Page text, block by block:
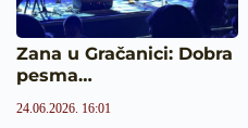
Zana u Gračanici: Dobra
pesma…
24.06.2026. 16:01